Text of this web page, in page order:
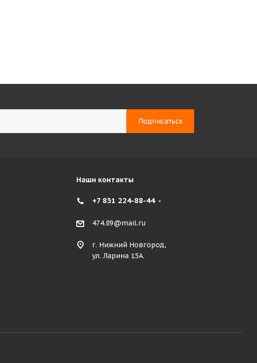
Наши контакты
+7 831 224-88-44
474.89@mail.ru
г. Нижний Новгород,
ул. Ларина 15А.